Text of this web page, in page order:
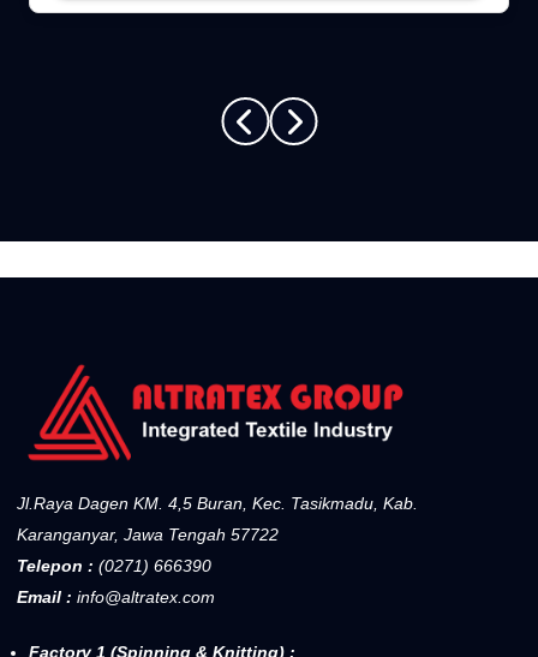
Jl.Raya Dagen KM. 4,5 Buran, Kec. Tasikmadu, Kab.
Karanganyar, Jawa Tengah 57722
Telepon : (0271) 666390
Email : info@altratex.com
Factory 1 (Spinning & Knitting) :